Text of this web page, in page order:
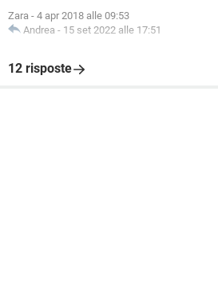
Zara - 4 apr 2018 alle 09:53
Andrea - 15 set 2022 alle 17:51
12 risposte